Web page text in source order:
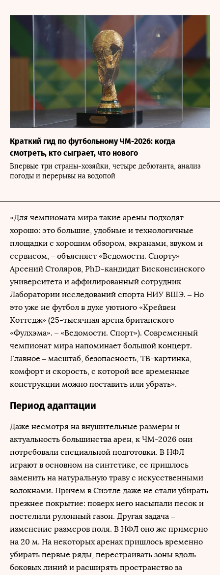
Краткий гид по футбольному ЧМ-2026: когда
смотреть, кто сыграет, что нового
Впервые три страны-хозяйки, четыре дебютанта, анализ
погоды и перерывы на водопой
«Для чемпионата мира такие арены подходят
хорошо: это большие, удобные и технологичные
площадки с хорошим обзором, экранами, звуком и
сервисом, – объясняет «Ведомости. Спорту»
Арсений Столяров, PhD-кандидат Висконсинского
университета и аффилированный сотрудник
Лаборатории исследований спорта НИУ ВШЭ. – Но
это уже не футбол в духе уютного «Крейвен
Коттедж» (25-тысячная арена британского
«Фулхэма». – «Ведомости. Спорт»). Современный
чемпионат мира напоминает большой концерт.
Главное – масштаб, безопасность, ТВ-картинка,
комфорт и скорость, с которой все временные
конструкции можно поставить или убрать».
Период адаптации
Даже несмотря на внушительные размеры и
актуальность большинства арен, к ЧМ-2026 они
потребовали специальной подготовки. В НФЛ
играют в основном на синтетике, ее пришлось
заменить на натуральную траву с искусственными
волокнами. Причем в Сиэтле даже не стали убирать
прежнее покрытие: поверх него насыпали песок и
постелили рулонный газон. Другая задача –
изменение размеров поля. В НФЛ оно же примерно
на 20 м. На некоторых аренах пришлось временно
убирать первые ряды, перестраивать зоны вдоль
боковых линий и расширять пространство за